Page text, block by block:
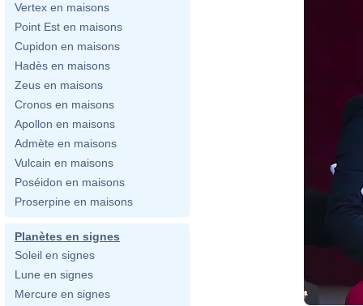
Vertex en maisons
Point Est en maisons
Cupidon en maisons
Hadès en maisons
Zeus en maisons
Cronos en maisons
Apollon en maisons
Admète en maisons
Vulcain en maisons
Poséidon en maisons
Proserpine en maisons
Planètes en signes
Soleil en signes
Lune en signes
Mercure en signes